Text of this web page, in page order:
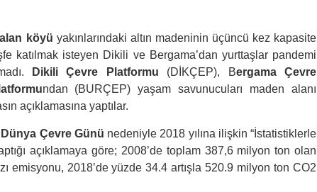
köyü yakınlarındaki altın madeninin üçüncü kez kapasite
katılmak isteyen Dikili ve Bergama’dan yurttaşlar pandemi
Dikili Çevre Platformu (DİKÇEP), Bergama Çevre
ndan (BURÇEP) yaşam savunucuları maden alanı
açıklamasına yaptılar.
Dünya Çevre Günü nedeniyle 2018 yılına ilişkin “İstatistiklerle
açıklamaya göre; 2008’de toplam 387,6 milyon ton olan
emisyonu, 2018’de yüzde 34.4 artışla 520.9 milyon ton CO2